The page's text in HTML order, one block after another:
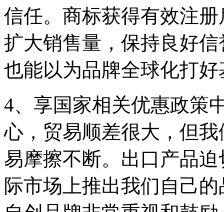
信任。商标获得有效注
扩大销售量，保持良好
也能以为品牌全球化打好
4、享国家相关优惠政策
心，贸易顺差很大，但
易摩擦不断。出口产品
际市场上推出我们自己